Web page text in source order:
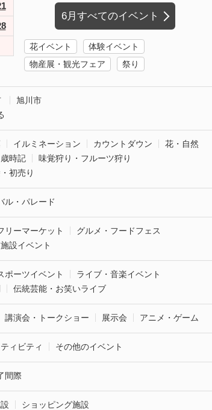
6月すべてのイベント
花イベント
体験イベント
物産展・観光フェア
祭り
旭川市
イルミネーション カウントダウン
花・自然
時記
味覚狩り・フルーツ狩り
初売り
ル・パレード
リーマーケット
グルメ・フードフェス
設イベント
ポーツイベント
ライブ・音楽イベント
伝統芸能・お笑いライブ
講演会・トークショー 展示会 アニメ・ゲーム
ィビティ その他のイベント
間際
ショッピング施設